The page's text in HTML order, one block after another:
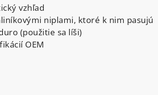
vzhľad
niplami, ktoré k nim pasujú
(použitie sa líši)
OEM